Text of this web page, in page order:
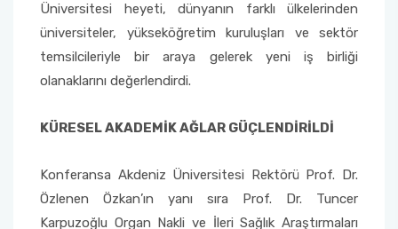
Üniversitesi heyeti, dünyanın farklı ülkelerinden
üniversiteler, yükseköğretim kuruluşları ve sektör
temsilcileriyle bir araya gelerek yeni iş birliği
olanaklarını değerlendirdi.
KÜRESEL AKADEMİK AĞLAR GÜÇLENDİRİLDİ
Konferansa Akdeniz Üniversitesi Rektörü Prof. Dr.
Özlenen Özkan’ın yanı sıra Prof. Dr. Tuncer
Karpuzoğlu Organ Nakli ve İleri Sağlık Araştırmaları
Kumluca Sağlık Bilimleri Fakültesi
Manavgat Sosyal ve Beşeri Bilimler Fakültesi
Mimarlık Fakültesi
Teknik Bilimler MYO
Web of Science
SciVal